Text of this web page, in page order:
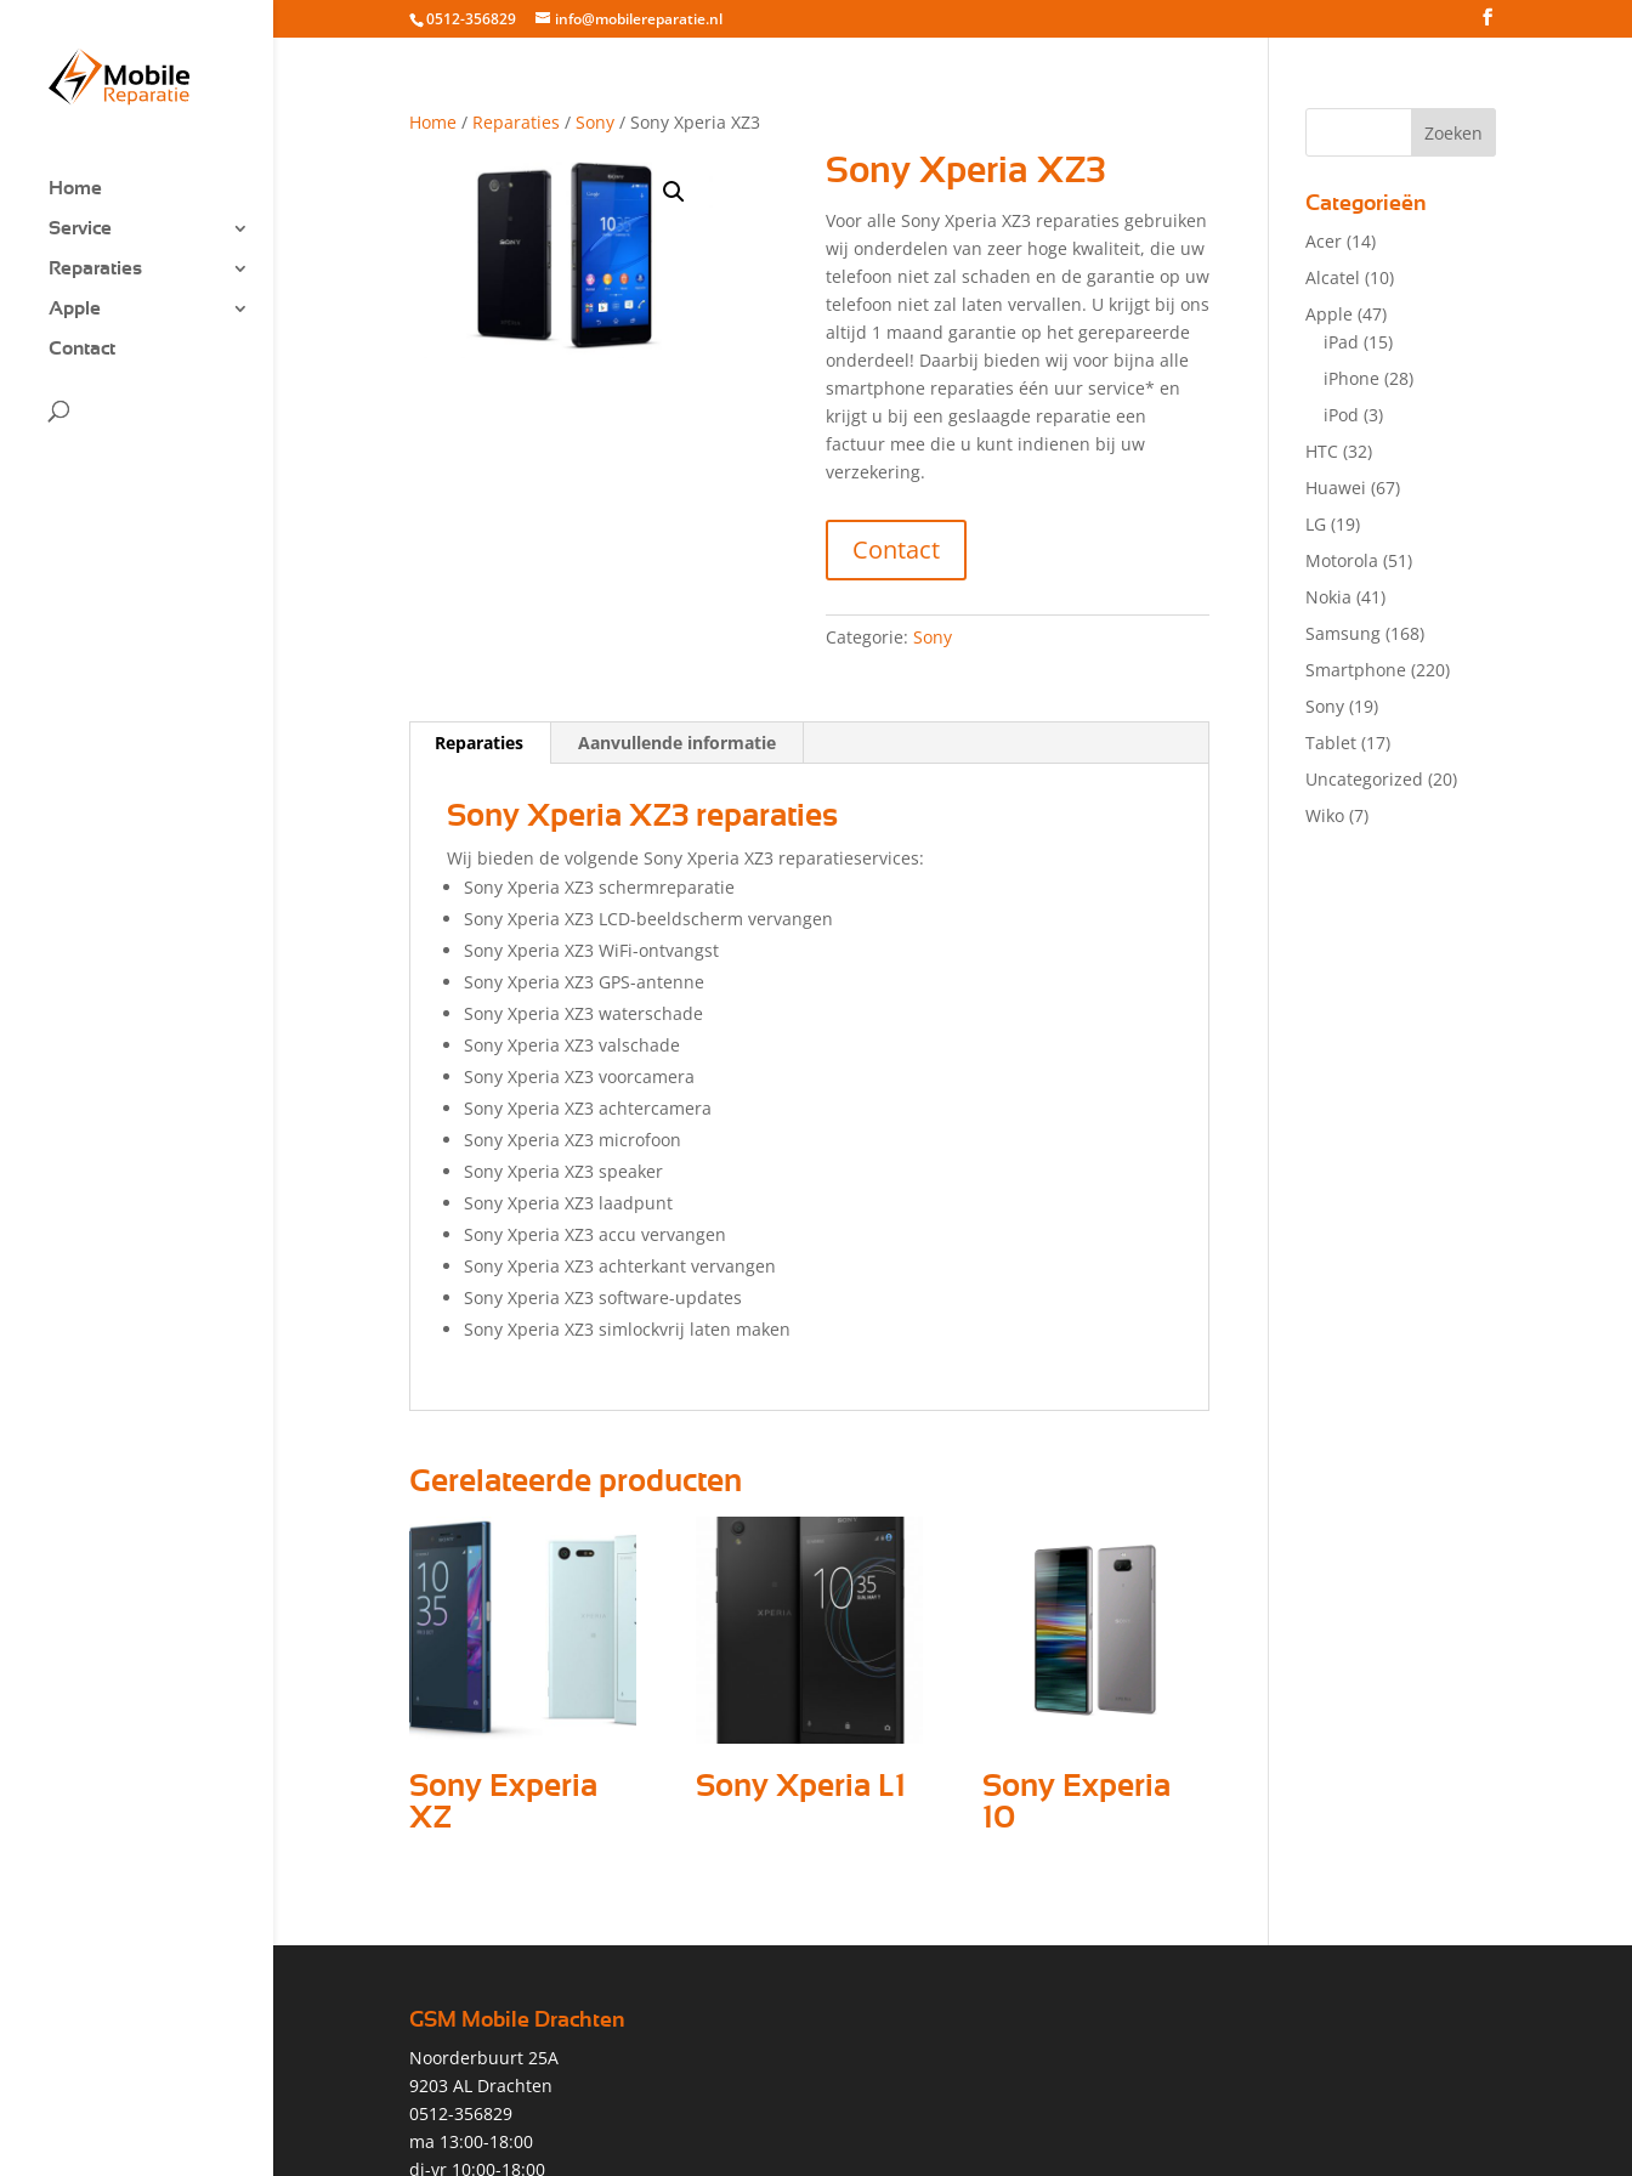
0512-356829 info@mobilereparatie.nl
Home
Service
Reparaties
Apple
Contact
Home/ Reparaties / Sony/ Sony Xperia XZ3
Sony Xperia XZ3
Voor alle Sony Xperia XZ3 reparaties gebruiken
wij onderdelen van zeer hoge kwaliteit, die uw
telefoon niet zal schaden en de garantie op uw
telefoon niet zal laten vervallen. U krijgt bij ons
altijd 1 maand garantie op het gerepareerde
onderdeel! Daarbij bieden wij voor bijna alle
smartphone reparaties één uur service* en
krijgt u bij een geslaagde reparatie een
factuur mee die u kunt indienen bij uw
verzekering.
Contact
Categorie: Sony
Reparaties Aanvullende informatie
Sony Xperia XZ3 reparaties
Wij bieden de volgende Sony Xperia XZ3 reparatieservices:
Sony Xperia XZ3 schermreparatie
Sony Xperia XZ3 LCD-beeldscherm vervangen
Sony Xperia XZ3 WiFi-ontvangst
Sony Xperia XZ3 GPS-antenne
Sony Xperia XZ3 waterschade
Sony Xperia XZ3 valschade
Sony Xperia XZ3 voorcamera
Sony Xperia XZ3 achtercamera
Sony Xperia XZ3 microfoon
Sony Xperia XZ3 speaker
Sony Xperia XZ3 laadpunt
Sony Xperia XZ3 accu vervangen
Sony Xperia XZ3 achterkant vervangen
Sony Xperia XZ3 software-updates
Sony Xperia XZ3 simlockvrij laten maken
Gerelateerde producten
Sony Experia
XZ
Sony Xperia L1
Sony Experia
10
Categorieën
Acer (14)
Alcatel (10)
Apple (47)
iPad (15)
iPhone (28)
iPod (3)
HTC (32)
Huawei (67)
LG (19)
Motorola (51)
Nokia (41)
Samsung (168)
Smartphone (220)
Sony (19)
Tablet (17)
Uncategorized (20)
Wiko (7)
GSM Mobile Drachten
Noorderbuurt 25A
9203 AL Drachten
0512-356829
ma 13:00-18:00
di-vr 10:00-18:00